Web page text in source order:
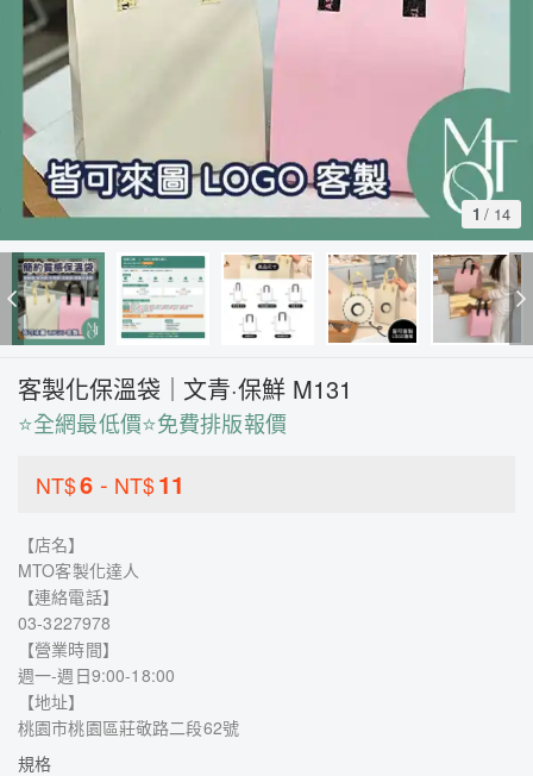
1 / 14
客製化保溫袋｜文青·保鮮 M131
⭐全網最低價⭐免費排版報價
NT$6 - NT$11
【店名】
MTO客製化達人
【連絡電話】
03-3227978
【營業時間】
週一-週日9:00-18:00
【地址】
桃園市桃園區莊敬路二段62號
規格